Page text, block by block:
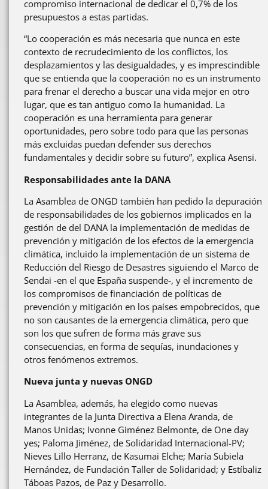
compromiso internacional de dedicar el 0,7% de los
presupuestos a estas partidas.
“Lo cooperación es más necesaria que nunca en este
contexto de recrudecimiento de los conflictos, los
desplazamientos y las desigualdades, y es imprescindible
que se entienda que la cooperación no es un instrumento
para frenar el derecho a buscar una vida mejor en otro
lugar, que es tan antiguo como la humanidad. La
cooperación es una herramienta para generar
oportunidades, pero sobre todo para que las personas
más excluidas puedan defender sus derechos
fundamentales y decidir sobre su futuro”, explica Asensi.
Responsabilidades ante la DANA
La Asamblea de ONGD también han pedido la depuración
de responsabilidades de los gobiernos implicados en la
gestión de del DANA la implementación de medidas de
prevención y mitigación de los efectos de la emergencia
climática, incluido la implementación de un sistema de
Reducción del Riesgo de Desastres siguiendo el Marco de
Sendai -en el que España suspende-, y el incremento de
los compromisos de financiación de políticas de
prevención y mitigación en los países empobrecidos, que
no son causantes de la emergencia climática, pero que
son los que sufren de forma más grave sus
consecuencias, en forma de sequías, inundaciones y
otros fenómenos extremos.
Nueva junta y nuevas ONGD
La Asamblea, además, ha elegido como nuevas
integrantes de la Junta Directiva a Elena Aranda, de
Manos Unidas; Ivonne Giménez Belmonte, de One day
yes; Paloma Jiménez, de Solidaridad Internacional-PV;
Nieves Lillo Herranz, de Kasumai Elche; María Subiela
Hernández, de Fundación Taller de Solidaridad; y Estíbaliz
Táboas Pazos, de Paz y Desarrollo.